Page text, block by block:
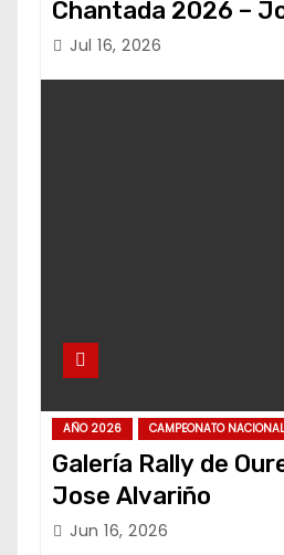
Chantada 2026 –
Jul 16, 2026
AÑO 2026 CAMPEONATO NACIONAL
Galería Rally de
Jose Alvariño
Jun 16, 2026